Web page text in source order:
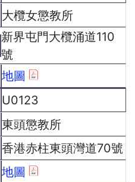
大欖女懲教所
新界屯門大欖涌道110
號
地圖
U0123
東頭懲教所
香港赤柱東頭灣道70號
地圖